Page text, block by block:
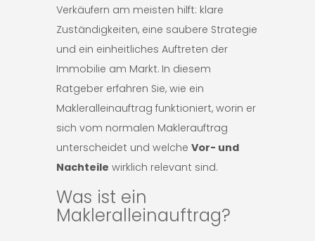
Verkäufern am meisten hilft: klare
Zuständigkeiten, eine saubere Strategie
und ein einheitliches Auftreten der
Immobilie am Markt. In diesem
Ratgeber erfahren Sie, wie ein
Makleralleinauftrag funktioniert, worin er
sich vom normalen Maklerauftrag
unterscheidet und welche Vor- und
Nachteile wirklich relevant sind.
Was ist ein
Makleralleinauftrag?